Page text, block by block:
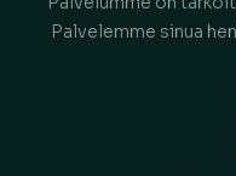
Palvelemme sinua